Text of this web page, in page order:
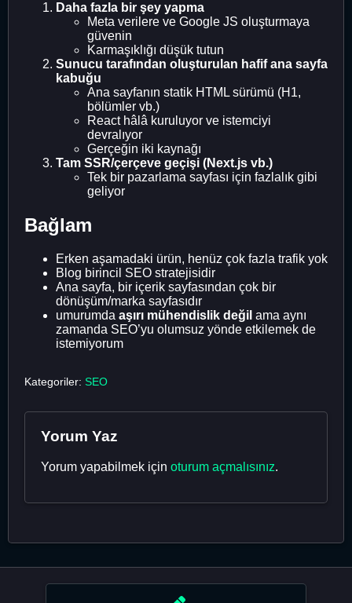
Daha fazla bir şey yapma
Meta verilere ve Google JS oluşturmaya
güvenin
Karmaşıklığı düşük tutun
Sunucu tarafından oluşturulan hafif ana sayfa
kabuğu
Ana sayfanın statik HTML sürümü (H1,
bölümler vb.)
React hâlâ kuruluyor ve istemciyi
devralıyor
Gerçeğin iki kaynağı
Tam SSR/çerçeve geçişi (Next.js vb.)
Tek bir pazarlama sayfası için fazlalık gibi
geliyor
Bağlam
Erken aşamadaki ürün, henüz çok fazla trafik yok
Blog birincil SEO stratejisidir
Ana sayfa, bir içerik sayfasından çok bir
dönüşüm/marka sayfasıdır
umurumda aşırı mühendislik değil ama aynı
zamanda SEO’yu olumsuz yönde etkilemek de
istemiyorum
Kategoriler: SEO
Yorum Yaz
Yorum yapabilmek için oturum açmalısınız.